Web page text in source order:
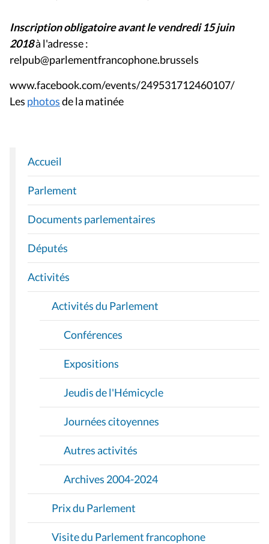
Inscription obligatoire avant le vendredi 15 juin
2018à l'adresse :
relpub@parlementfrancophone.brussels
www.facebook.com/events/249531712460107/
Les photosde la matinée
N
A
V
I
G
A
T
I
O
Accueil
Parlement
Documents parlementaires
Députés
Activités
Activités du Parlement
Conférences
Expositions
Jeudis de l'Hémicycle
Journées citoyennes
Autres activités
Archives 2004-2024
Prix du Parlement
Visite du Parlement francophone